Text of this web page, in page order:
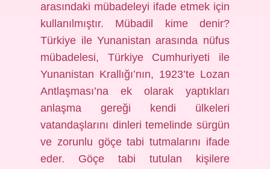
arasındaki mübadeleyi ifade etmek için
kullanılmıştır. Mübadil kime denir?
Türkiye ile Yunanistan arasında nüfus
mübadelesi, Türkiye Cumhuriyeti ile
Yunanistan Krallığı’nın, 1923’te Lozan
Antlaşması’na ek olarak yaptıkları
anlaşma gereği kendi ülkeleri
vatandaşlarını dinleri temelinde sürgün
ve zorunlu göçe tabi tutmalarını ifade
eder. Göçe tabi tutulan kişilere